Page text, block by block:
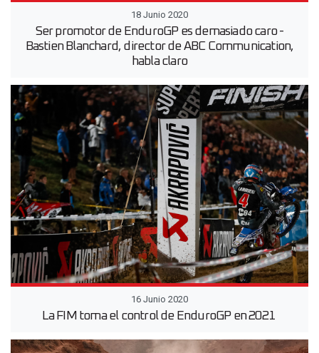
18 Junio 2020
Ser promotor de EnduroGP es demasiado caro -
Bastien Blanchard, director de ABC Communication,
habla claro
16 Junio 2020
La FIM toma el control de EnduroGP en 2021